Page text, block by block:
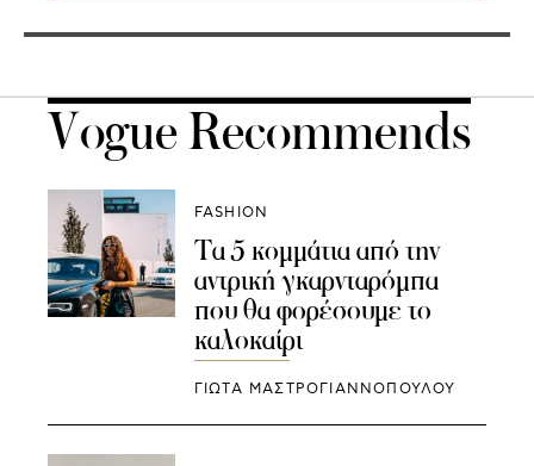
Vogue Recommends
FASHION
Τα 5 κομμάτια από την
αντρική γκαρνταρόμπα
που θα φορέσουμε το
καλοκαίρι
ΓΙΩΤΑ ΜΑΣΤΡΟΓΙΑΝΝΟΠΟΥΛΟΥ